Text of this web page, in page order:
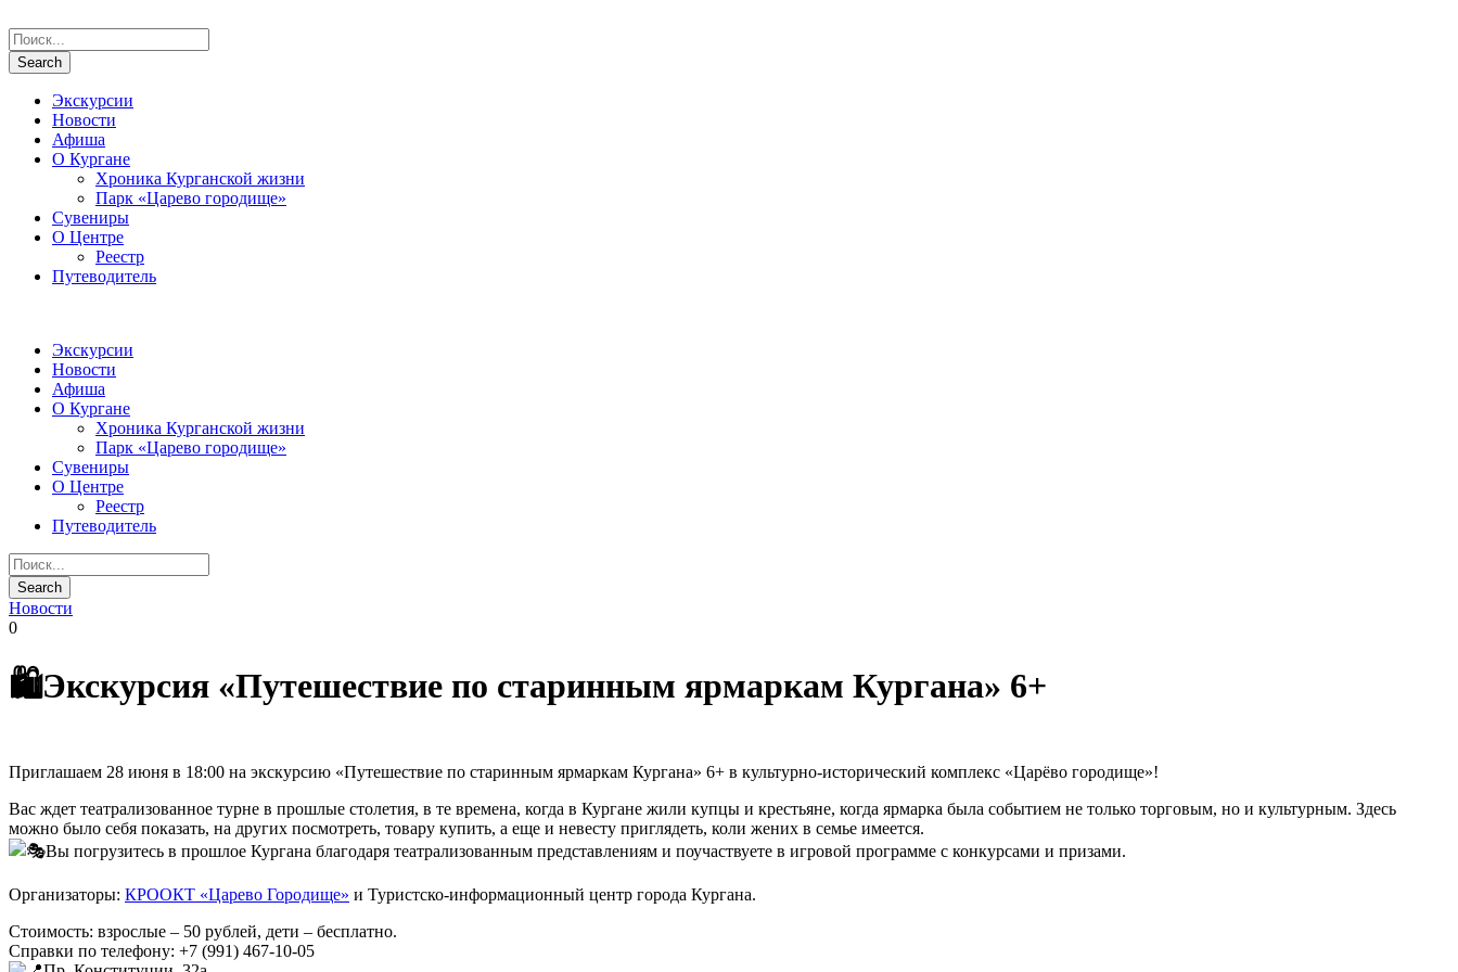
Экскурсии
Новости
Афиша
О Кургане
Хроника Курганской жизни
Парк «Царево городище»
Сувениры
О Центре
Реестр
Путеводитель
Экскурсии
Новости
Афиша
О Кургане
Хроника Курганской жизни
Парк «Царево городище»
Сувениры
О Центре
Реестр
Путеводитель
Новости
0
🛍️Экскурсия «Путешествие по старинным ярмаркам Кургана» 6+
Приглашаем 28 июня в 18:00 на экскурсию «Путешествие по старинным ярмаркам Кургана» 6+ в культурно-исторический комплекс «Царёво городище»!
Вас ждет театрализованное турне в прошлые столетия, в те времена, когда в Кургане жили купцы и крестьяне, когда ярмарка была событием не только торговым, но и культурным. Здесь
можно было себя показать, на других посмотреть, товару купить, а еще и невесту приглядеть, коли жених в семье имеется.
Вы погрузитесь в прошлое Кургана благодаря театрализованным представлениям и поучаствуете в игровой программе с конкурсами и призами.
Организаторы: КРООКТ «Царево Городище» и Туристско-информационный центр города Кургана.
Стоимость: взрослые – 50 рублей, дети – бесплатно.
Справки по телефону: +7 (991) 467-10-05